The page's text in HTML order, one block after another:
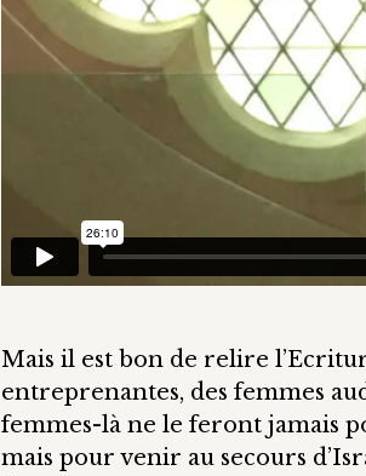
Mais il est bon de relire
entreprenantes, des femmes
femmes-là ne le feront jamais
mais pour venir au secours